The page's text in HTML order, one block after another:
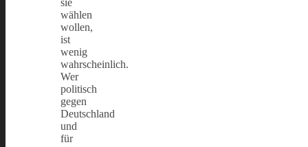
wählen
wollen,
ist
wenig
wahrscheinlich.
Wer
politisch
gegen
Deutschland
und
für